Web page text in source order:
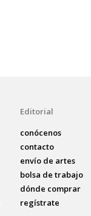
Editorial
conócenos
contacto
envío de artes
bolsa de trabajo
dónde comprar
regístrate